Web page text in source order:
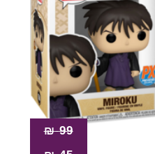
99
₪